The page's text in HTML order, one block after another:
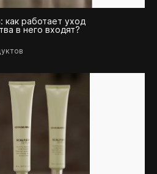
работает уход
в него входят?